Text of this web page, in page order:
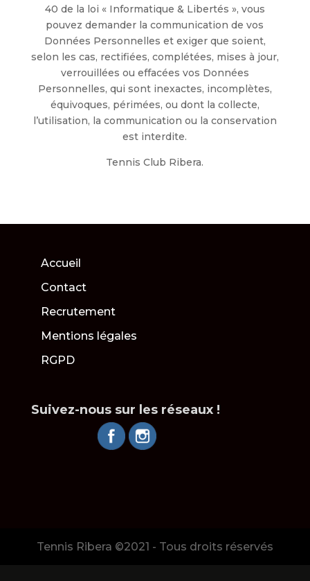
40 de la loi « Informatique & Libertés », vous
pouvez demander la communication de vos
Données Personnelles et exiger que soient,
selon les cas, rectifiées, complétées, mises à jour,
verrouillées ou effacées vos Données
Personnelles, qui sont inexactes, incomplètes,
équivoques, périmées, ou dont la collecte,
l’utilisation, la communication ou la conservation
est interdite.
Tennis Club Ribera.
Accueil
Contact
Recrutement
Mentions légales
RGPD
Suivez-nous sur les réseaux !
Tennis Ribera ©2021 - Tous droits réservés